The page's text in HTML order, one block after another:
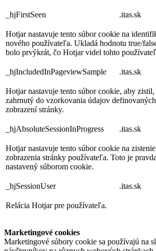
_hjFirstSeen .itas.sk
Hotjar nastavuje tento súbor cookie na
nového používateľa. Ukladá hodnotu true/
bolo prvýkrát, čo Hotjar videl tohto
_hjIncludedInPageviewSample .itas.sk
Hotjar nastavuje tento súbor cookie, aby
zahrnutý do vzorkovania údajov
zobrazení stránky.
_hjAbsoluteSessionInProgress .itas.sk
Hotjar nastavuje tento súbor cookie na
zobrazenia stránky používateľa. Toto je
nastavený súborom cookie.
_hjSessionUser .itas.sk
Relácia Hotjar pre používateľa.
Marketingové cookies
Marketingové súbory cookie sa používajú na